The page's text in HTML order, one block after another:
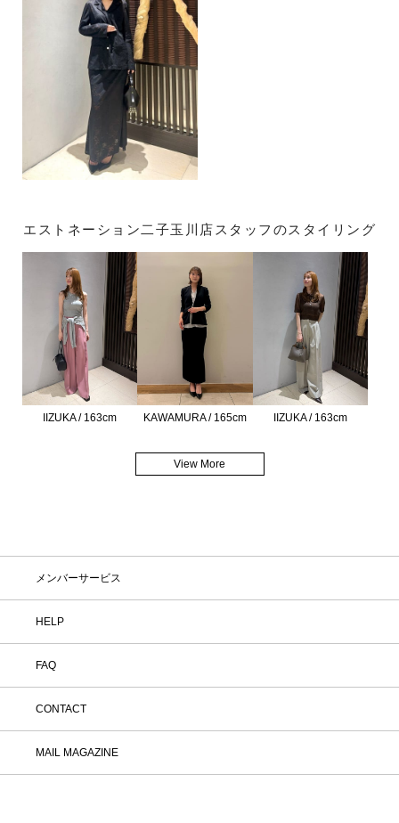
エストネーション二子玉川店スタッフのスタイリング
IIZUKA / 163cm KAWAMURA / 165cm IIZUKA / 163cm
View More
メンバーサービス
HELP
FAQ
CONTACT
MAIL MAGAZINE